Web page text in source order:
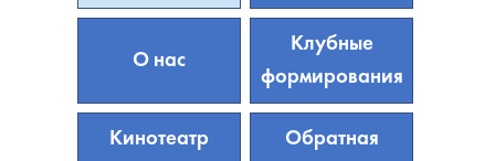
О нас
Клубные
формирования
Кинотеатр
Обратная